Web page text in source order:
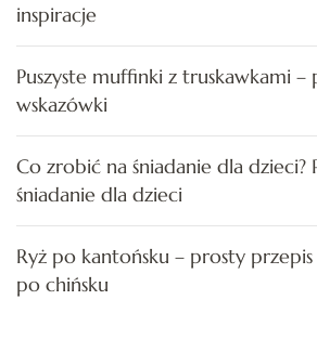
inspiracje
Puszyste muffinki z truskawkami –
wskazówki
Co zrobić na śniadanie dla dzieci?
śniadanie dla dzieci
Ryż po kantońsku – prosty
po chińsku